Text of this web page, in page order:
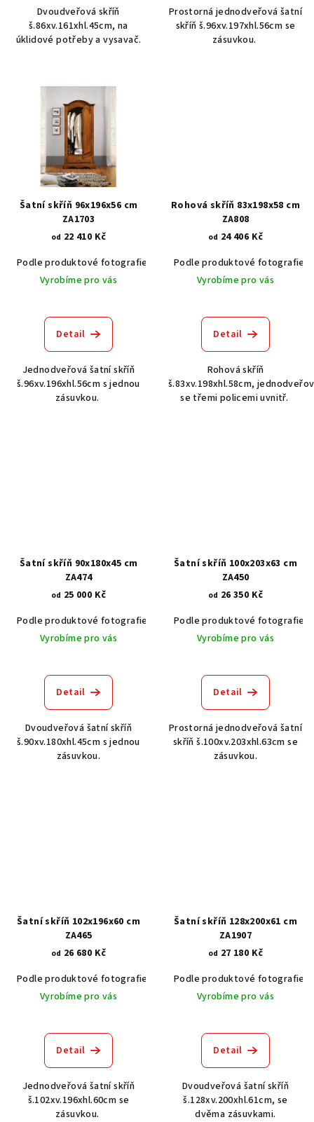
Dvoudveřová skříň
š.86xv.161xhl.45cm, na
úklidové potřeby a vysavač.
Prostorná jednodveřová šatní
skříň š.96xv.197xhl.56cm se
zásuvkou.
Šatní skříň 96x196x56 cm
ZA1703
od 22 410 Kč
Podle produktové fotografie
Akát vintage BT1551
Dub světlý
Vyrobíme pro vás
Detail
Jednodveřová šatní skříň
š.96xv.196xhl.56cm s jednou
zásuvkou.
Rohová skříň 83x198x58 cm
ZA808
od 24 406 Kč
Podle produktové fotografie
Vyrobíme pro vás
Detail
Rohová skříň
š.83xv.198xhl.58cm,
se třemi policemi uvnitř.
Šatní skříň 90x180x45 cm
ZA474
od 25 000 Kč
Podle produktové fotografie
Akát vintage BT1551
Dub světlý
Vyrobíme pro vás
hodnocení
produktu
z
5
hvězdiček.
Detail
Dvoudveřová šatní skříň
š.90xv.180xhl.45cm s jednou
zásuvkou.
Šatní skříň 100x203x63 cm
ZA450
od 26 350 Kč
Podle produktové fotografie
Vyrobíme pro vás
Detail
Prostorná jednodveřová šatní
skříň š.100xv.203xhl.63cm se
zásuvkou.
Šatní skříň 102x196x60 cm
ZA465
od 26 680 Kč
Podle produktové fotografie
Akát vintage BT1551
Dub světlý
Vyrobíme pro vás
Detail
Jednodveřová šatní skříň
š.102xv.196xhl.60cm se
zásuvkou.
Šatní skříň 128x200x61 cm
ZA1907
od 27 180 Kč
Podle produktové fotografie
Vyrobíme pro vás
Detail
Dvoudveřová šatní skříň
š.128xv.200xhl.61cm, se
dvěma zásuvkami.